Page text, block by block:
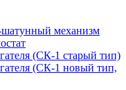
механизм
(СК-1 старый тип)
(СК-1 новый тип,